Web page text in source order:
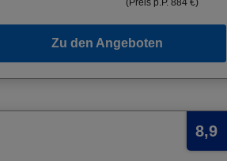
Zu den Angeboten
8,9